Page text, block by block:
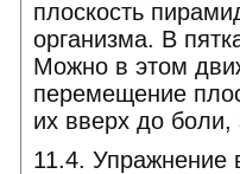
плоскость
организма. В
Можно в этом
перемещение
их вверх до боли,
11.4. Упражнение